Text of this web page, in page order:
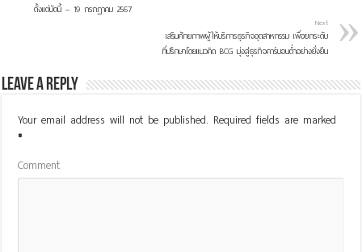
ตั้งแต่บัดนี้ – 19 กรกฎาคม 2567
Next
เสริมศักยภาพผู้ให้บริการธุรกิจอุตสาหกรรม เพื่อยกระดับ
ที่ปรึกษาโดยแนวคิด BCG มุ่งสู่ธุรกิจคาร์บอนต่ำอย่างยั่งยืน
Leave a Reply
Your email address will not be published. Required fields are marked
*
Comment